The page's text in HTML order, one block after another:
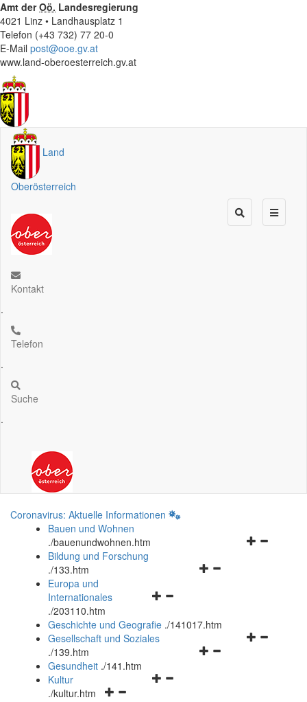
Amt derOö. Landesregierung
4021 Linz • Landhausplatz 1
Telefon (+43 732) 77 20-0
E-Mail post@ooe.gv.at
www.land-oberoesterreich.gv.at
Land
Oberösterreich
Kontakt
.
Telefon
.
Suche
.
Coronavirus: Aktuelle Informationen
Bauen und Wohnen
./bauenundwohnen.htm
Navigationsmenü
Bildung und Forschung
./133.htm
Navigationsmenü
und
schließen
Europa und
Internationales
./203110.htm
Geschichte und Geografie ./141017.htm
Navigationsmenü
Gesellschaft und Soziales
./139.htm
Navigationsmenü
Gesundheit ./141.htm
Navigationsmenü
Kultur
./kultur.htm